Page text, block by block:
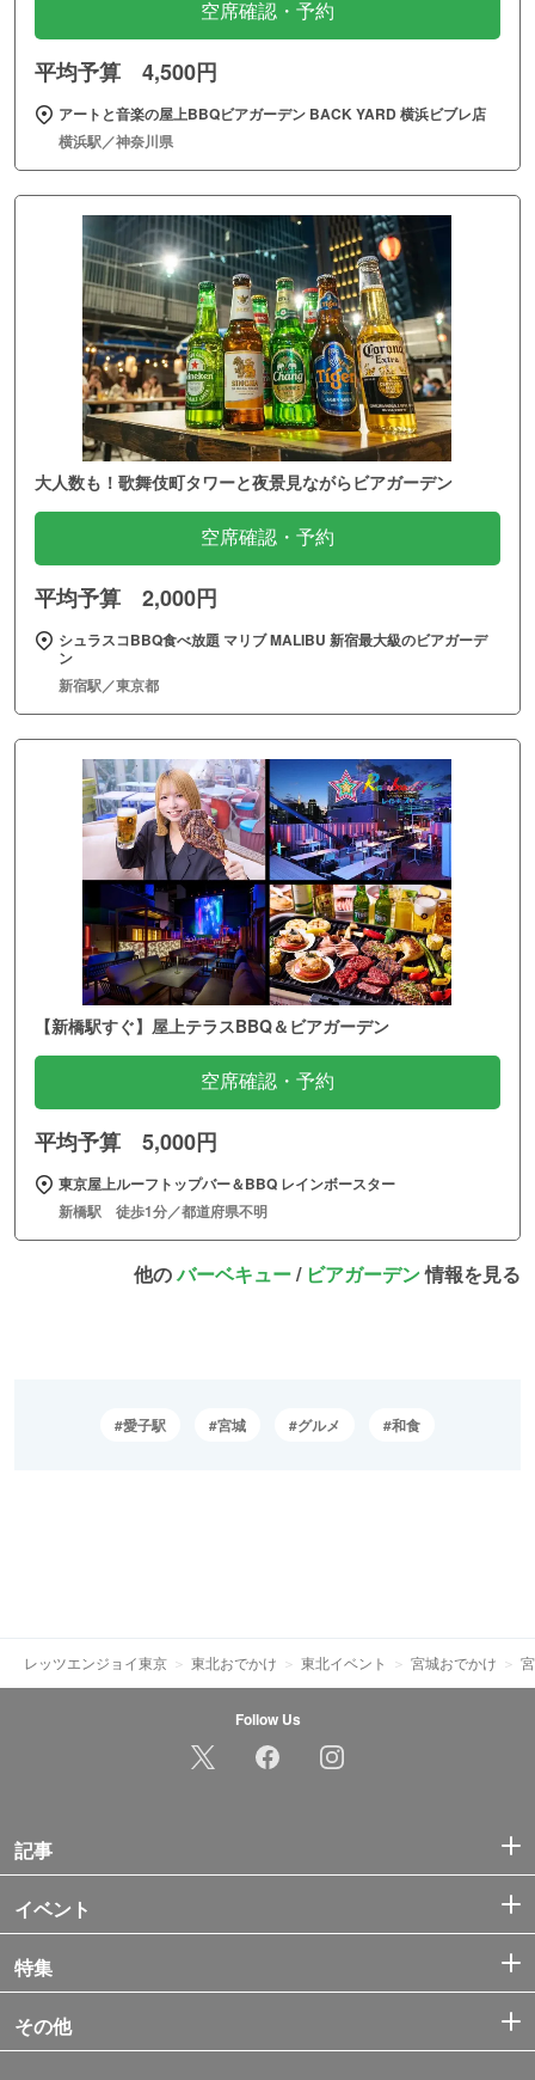
空席確認・予約
平均予算 4,500円
アートと音楽の屋上BBQビアガーデン BACK YARD 横浜ビブレ店
横浜駅／神奈川県
大人数も！歌舞伎町タワーと夜景見ながらビアガーデン
空席確認・予約
平均予算 2,000円
シュラスコBBQ食べ放題 マリブ MALIBU 新宿最大級のビアガーデ
ン
新宿駅／東京都
【新橋駅すぐ】屋上テラスBBQ＆ビアガーデン
空席確認・予約
平均予算 5,000円
東京屋上ルーフトップバー＆BBQ レインボースター
新橋駅 徒歩1分／都道府県不明
他のバーベキュー/ ビアガーデン情報を見る
愛子駅 宮城 グルメ 和食
レッツエンジョイ東京 東北おでかけ 東北イベント 宮城おでかけ
Follow Us
記事
イベント
特集
その他